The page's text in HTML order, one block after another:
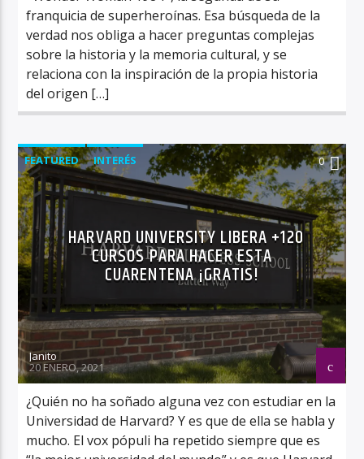
franquicia de superheroínas. Esa búsqueda de la
verdad nos obliga a hacer preguntas complejas
sobre la historia y la memoria cultural, y se
relaciona con la inspiración de la propia historia
del origen […]
FEATURED INTERÉS 0
HARVARD UNIVERSITY LIBERA +120
CURSOS PARA HACER ESTA
CUARENTENA ¡GRATIS!
Janito
20 ENERO, 2021
¿Quién no ha soñado alguna vez con estudiar en la
Universidad de Harvard? Y es que de ella se habla y
mucho. El vox pópuli ha repetido siempre que es